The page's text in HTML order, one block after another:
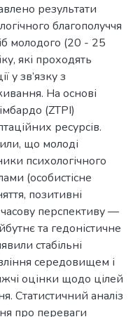
результати
благополуччя
молодого (20 - 25
які проходять
у зв’язку з
На основі
(ZTPI)
ресурсів.
що молоді
психологічного
(особистісне
позитивні
перспективу —
та гедоністичне
стабільні
середовищем і
оцінки щодо цілей
Статистичний аналіз
про переваги